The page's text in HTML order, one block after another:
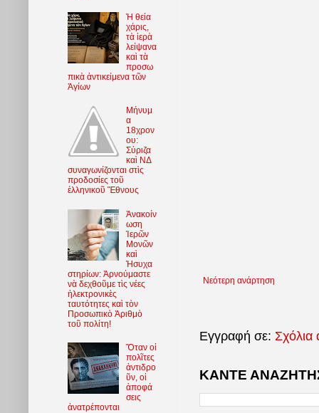
Νεότερη ανάρτηση
Εγγραφή σε:
ΚΑΝΤΕ
Ἡ θεία
χάρις,
τὰ ἱερὰ
λείψανα
καὶ τὰ
προσω
πικὰ ἀντικείμενα τῶν
Ἁγίων
Μήνυμ
α
18χρον
ου:
Σύριζα
καὶ ΝΔ
συναγωνίζονται στὶς
προδοσίες τοῦ
ἑλληνικοῦ Ἔθνους
Ἀνακοίν
ωση
Ἱερῶν
Μονῶν
καὶ
Ἡσυχα
στηρίων: Ἀρνούμαστε
νὰ δεχθοῦμε τὶς νέες
ἠλεκτρονικὲς
ταυτότητες καὶ τὸν
Προσωπικὸ Ἀριθμὸ
τοῦ πολίτη!
Ὅταν οἱ
πολῖτες
ἀντιδρο
ῦν, οἱ
ἀποφά
σεις
ἀνατρέπονται